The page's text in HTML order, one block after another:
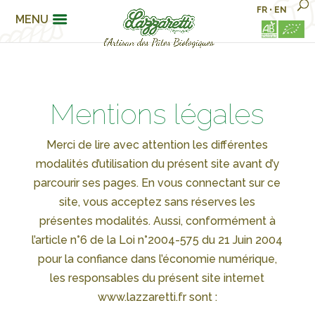
MENU
FR • EN
Mentions légales
Merci de lire avec attention les différentes
modalités d’utilisation du présent site avant d’y
parcourir ses pages. En vous connectant sur ce
site, vous acceptez sans réserves les
présentes modalités. Aussi, conformément à
l’article n°6 de la Loi n°2004-575 du 21 Juin 2004
pour la confiance dans l’économie numérique,
les responsables du présent site internet
www.lazzaretti.fr sont :